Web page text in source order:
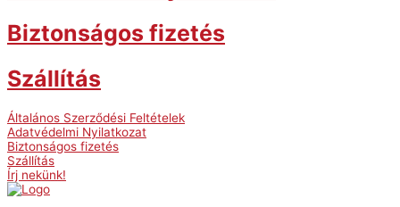
Biztonságos fizetés
Szállítás
Általános Szerződési Feltételek
Adatvédelmi Nyilatkozat
Biztonságos fizetés
Szállítás
Írj nekünk!